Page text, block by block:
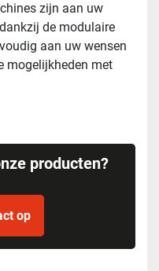
zijn aan uw
de modulaire
aan uw wensen
mogelijkheden met
producten?
op